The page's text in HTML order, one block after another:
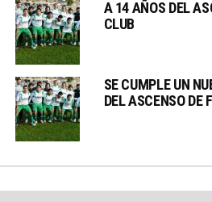
A 14 AÑOS DEL
CLUB
SE CUMPLE UN
DEL ASCENSO DE